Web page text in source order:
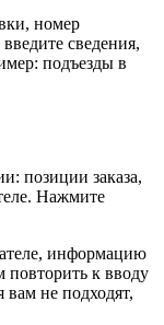
номер
сведения,
подъезды в
позиции заказа,
Нажмите
информацию
повторить к вводу
вам не подходят,